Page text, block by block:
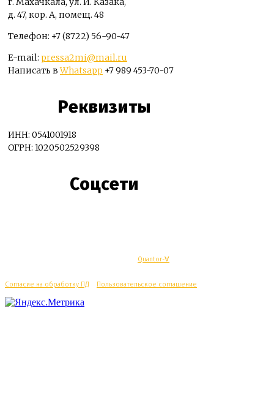
д. 47, кор. А, помещ. 48
Телефон: +7 (8722) 56-90-47
E-mail: pressa2mi@mail.ru
Написать вWhatsapp +7 989 453-70-07
Реквизиты
ИНН: 0541001918
ОГРН: 1020502529398
Соцсети
Quantor-∀
Согласие на обработку ПД Пользовательское соглашение